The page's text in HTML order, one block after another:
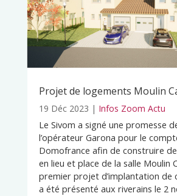
Projet de logements Moulin
19 Déc 2023 | Infos Zoom Actu
Le Sivom a signé une promesse
l’opérateur Garona pour le
Domofrance afin de construire
en lieu et place de la salle Moulin
premier projet d’implantation de
a été présenté aux riverains le 2